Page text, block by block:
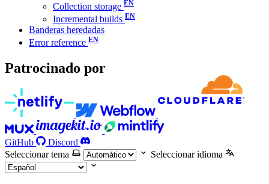
Collection storage
Incremental builds
Banderas heredadas
Error reference
Patrocinado por
GitHub
Discord
Seleccionar tema
Seleccionar idioma